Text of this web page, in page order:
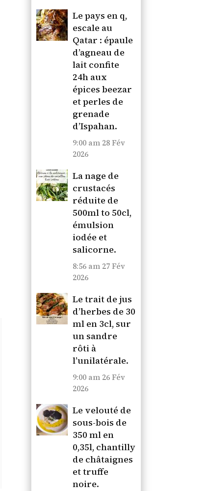
Le pays en q,
escale au
Qatar : épaule
d’agneau de
lait confite
24h aux
épices beezar
et perles de
grenade
d’Ispahan.
9:00 am 28 Fév
2026
La nage de
crustacés
réduite de
500ml to 50cl,
émulsion
iodée et
salicorne.
8:56 am 27 Fév
2026
Le trait de jus
d’herbes de 30
ml en 3cl, sur
un sandre
rôti à
l’unilatérale.
9:00 am 26 Fév
2026
Le velouté de
sous-bois de
350 ml en
0,35l, chantilly
de châtaignes
et truffe
noire.